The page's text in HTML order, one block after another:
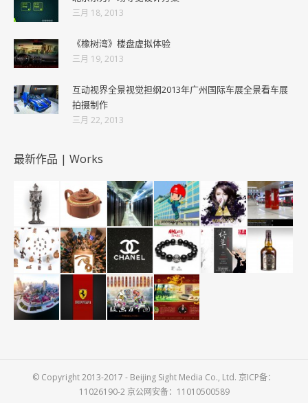
三月 18, 2013
《橡树湾》楼盘虚拟体验
三月 19, 2013
互动视界全景视觉担纲2013年广州国际车展全景看车展
拍摄制作
三月 22, 2013
最新作品 | Works
© Copyright 2013-2017 - Beijing Sight Media Co., Ltd. 京ICP备：
11026190-2 京公网安备：11010500589